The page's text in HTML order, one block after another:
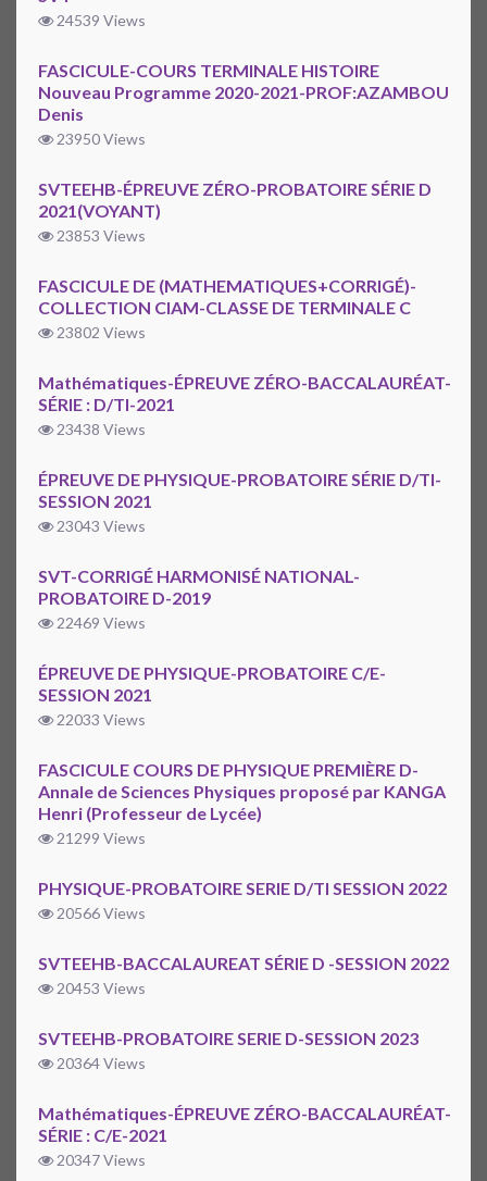
24539 Views
FASCICULE-COURS TERMINALE HISTOIRE
Nouveau Programme 2020-2021-PROF:AZAMBOU
Denis
23950 Views
SVTEEHB-ÉPREUVE ZÉRO-PROBATOIRE SÉRIE D
2021(VOYANT)
23853 Views
FASCICULE DE (MATHEMATIQUES+CORRIGÉ)-
COLLECTION CIAM-CLASSE DE TERMINALE C
23802 Views
Mathématiques-ÉPREUVE ZÉRO-BACCALAURÉAT-
SÉRIE : D/TI-2021
23438 Views
ÉPREUVE DE PHYSIQUE-PROBATOIRE SÉRIE D/TI-
SESSION 2021
23043 Views
SVT-CORRIGÉ HARMONISÉ NATIONAL-
PROBATOIRE D-2019
22469 Views
ÉPREUVE DE PHYSIQUE-PROBATOIRE C/E-
SESSION 2021
22033 Views
FASCICULE COURS DE PHYSIQUE PREMIÈRE D-
Annale de Sciences Physiques proposé par KANGA
Henri (Professeur de Lycée)
21299 Views
PHYSIQUE-PROBATOIRE SERIE D/TI SESSION 2022
20566 Views
SVTEEHB-BACCALAUREAT SÉRIE D -SESSION 2022
20453 Views
SVTEEHB-PROBATOIRE SERIE D-SESSION 2023
20364 Views
Mathématiques-ÉPREUVE ZÉRO-BACCALAURÉAT-
SÉRIE : C/E-2021
20347 Views